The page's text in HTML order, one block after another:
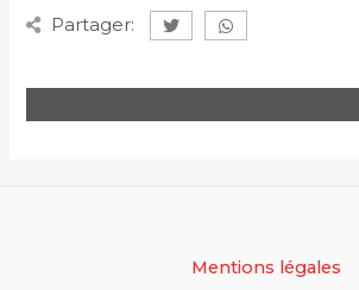
Partager:
Mentions légales